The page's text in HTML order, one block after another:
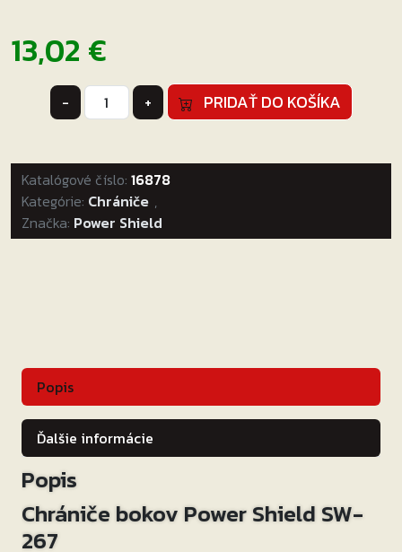
13,02 €
-
množstvo
Chrániče
Power
Shield
SW-
267
+ PRIDAŤ DO KOŠÍKA
Katalógové číslo: 16878
Kategórie: Chrániče ,
Značka: Power Shield
Popis
Ďalšie informácie
Popis
Chrániče bokov Power Shield SW-
267